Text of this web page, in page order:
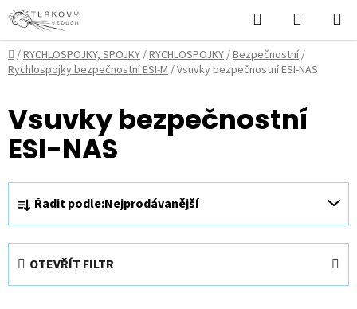
Přejít
na
obsah
Hledat
KOŠÍK
Domů
/RYCHLOSPOJKY, SPOJKY/RYCHLOSPOJKY/Bezpečnostní/
Rychlospojky bezpečnostní ESI-M/Vsuvky bezpečnostní ESI-NAS
Vsuvky bezpečnostní
ESI-NAS
Ř
a
z
e
n
í
Řadit podle:Nejprodávanější
OTEVŘÍT FILTR